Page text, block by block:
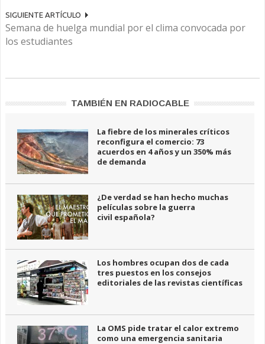
SIGUIENTE ARTÍCULO
Semana de huelga mundial por el clima convocada por
los estudiantes
TAMBIÉN EN RADIOCABLE
La fiebre de los minerales críticos
reconfigura el comercio: 73
acuerdos en 4 años y un 350% más
de demanda
¿De verdad se han hecho muchas
películas sobre la guerra
civil española?
Los hombres ocupan dos de cada
tres puestos en los consejos
editoriales de las revistas científicas
La OMS pide tratar el calor extremo
como una emergencia sanitaria